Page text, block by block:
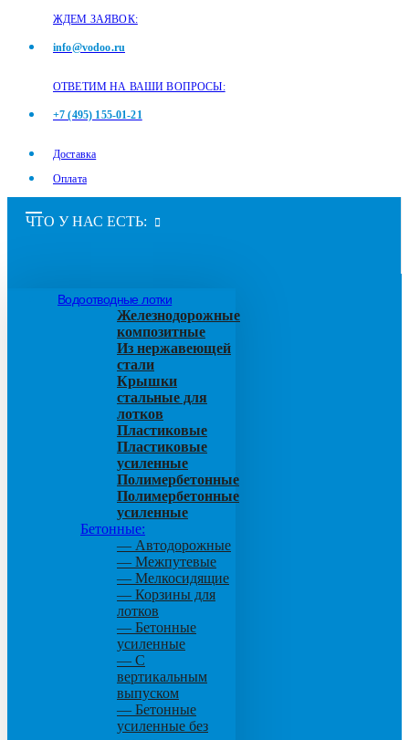
ЖДЕМ ЗАЯВОК:
info@vodoo.ru
ОТВЕТИМ НА ВАШИ ВОПРОСЫ:
+7 (495) 155-01-21
Доставка
Оплата
ЧТО У НАС ЕСТЬ:
Водоотводные лотки
Железнодорожные
композитные
Из нержавеющей
стали
Крышки
стальные для
лотков
Пластиковые
Пластиковые
усиленные
Полимербетонные
Полимербетонные
усиленные
Бетонные:
— Автодорожные
— Межпутевые
— Мелкосидящие
— Корзины для
лотков
— Бетонные
усиленные
— С
вертикальным
выпуском
— Бетонные
усиленные без